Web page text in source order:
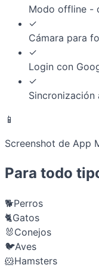
Modo offline -
✓
Cámara para
✓
Login con
✓
📱
Screenshot de App
Para todo
🐕Perros
🐈Gatos
🐰 Conejos
🐦Aves
🐹Hamsters